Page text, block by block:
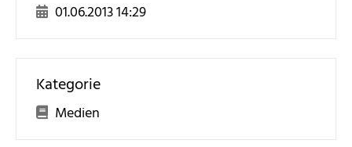
01.06.2013 14:29
Kategorie
Medien